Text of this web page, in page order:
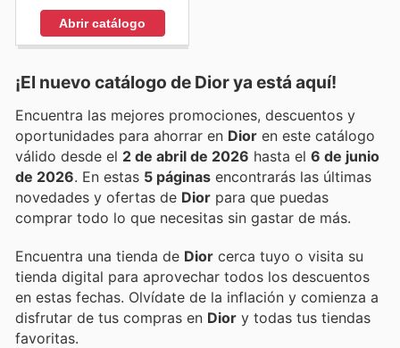
Abrir catálogo
¡El nuevo catálogo de Diorya está aquí!
Encuentra las mejores promociones, descuentos y
oportunidades para ahorrar en Dior en este catálogo
válido desde el 2 de abril de 2026 hasta el 6 de junio
de 2026 . En estas 5 páginas encontrarás las últimas
novedades y ofertas de Dior para que puedas
comprar todo lo que necesitas sin gastar de más.
Encuentra una tienda de Dior cerca tuyo o visita su
tienda digital para aprovechar todos los descuentos
en estas fechas. Olvídate de la inflación y comienza a
disfrutar de tus compras en Dior y todas tus tiendas
favoritas.